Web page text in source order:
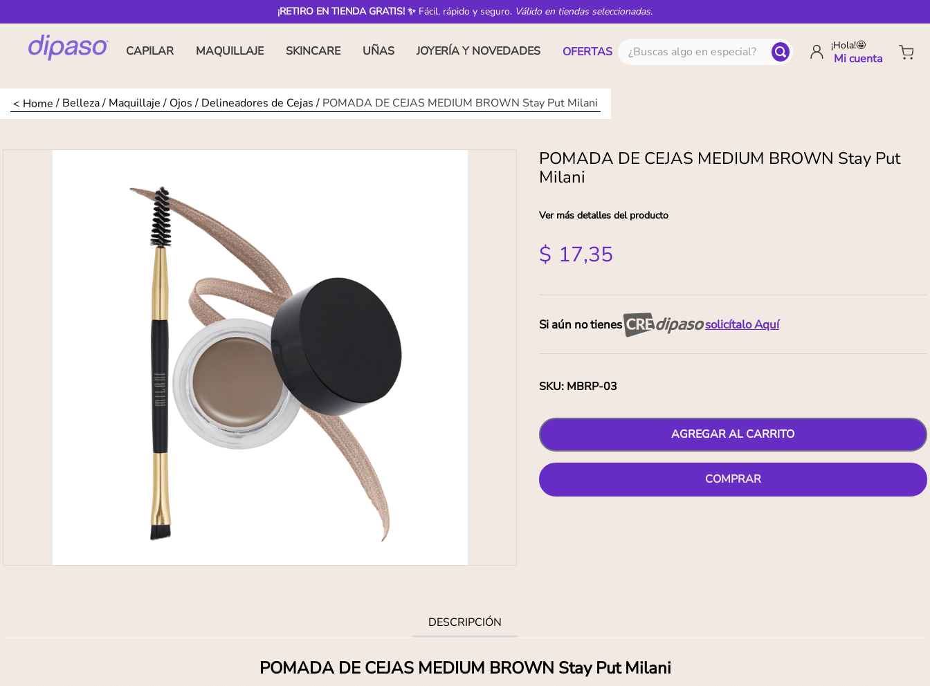
¡RETIRO EN TIENDA GRATIS! ✨ Fácil, rápido y seguro. Válido en tiendas seleccionadas.
CAPILAR MAQUILLAJE SKINCARE UÑAS JOYERÍA Y NOVEDADES OFERTAS ¿Buscas algo en especial? ¡Hola!🤩
Belleza Maquillaje Ojos Delineadores de Cejas POMADA DE CEJAS MEDIUM BROWN Stay Put Milani
POMADA DE CEJAS MEDIUM BROWN Stay Put
Milani
Ver más detalles del producto
$ 17,35
Si aún no tienes solicítalo Aquí
SKU: MBRP-03
AGREGAR AL CARRITO
COMPRAR
DESCRIPCIÓN
POMADA DE CEJAS MEDIUM BROWN Stay Put Milani